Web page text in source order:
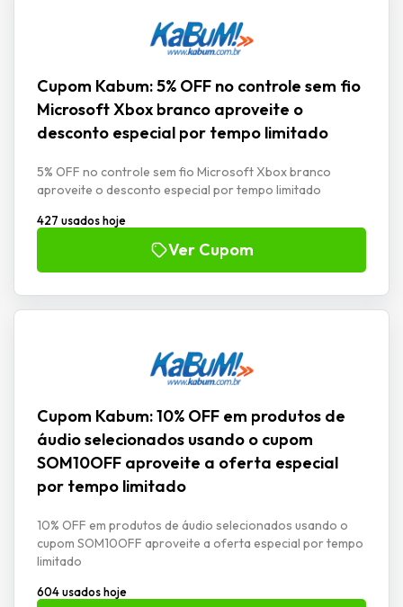
Cupom Kabum: 5% OFF no controle sem fio
Microsoft Xbox branco aproveite o
desconto especial por tempo limitado
5% OFF no controle sem fio Microsoft Xbox branco
aproveite o desconto especial por tempo limitado
427 usados hoje
Ver Cupom
Cupom Kabum: 10% OFF em produtos de
áudio selecionados usando o cupom
SOM10OFF aproveite a oferta especial
por tempo limitado
10% OFF em produtos de áudio selecionados usando o
cupom SOM10OFF aproveite a oferta especial por tempo
limitado
604 usados hoje